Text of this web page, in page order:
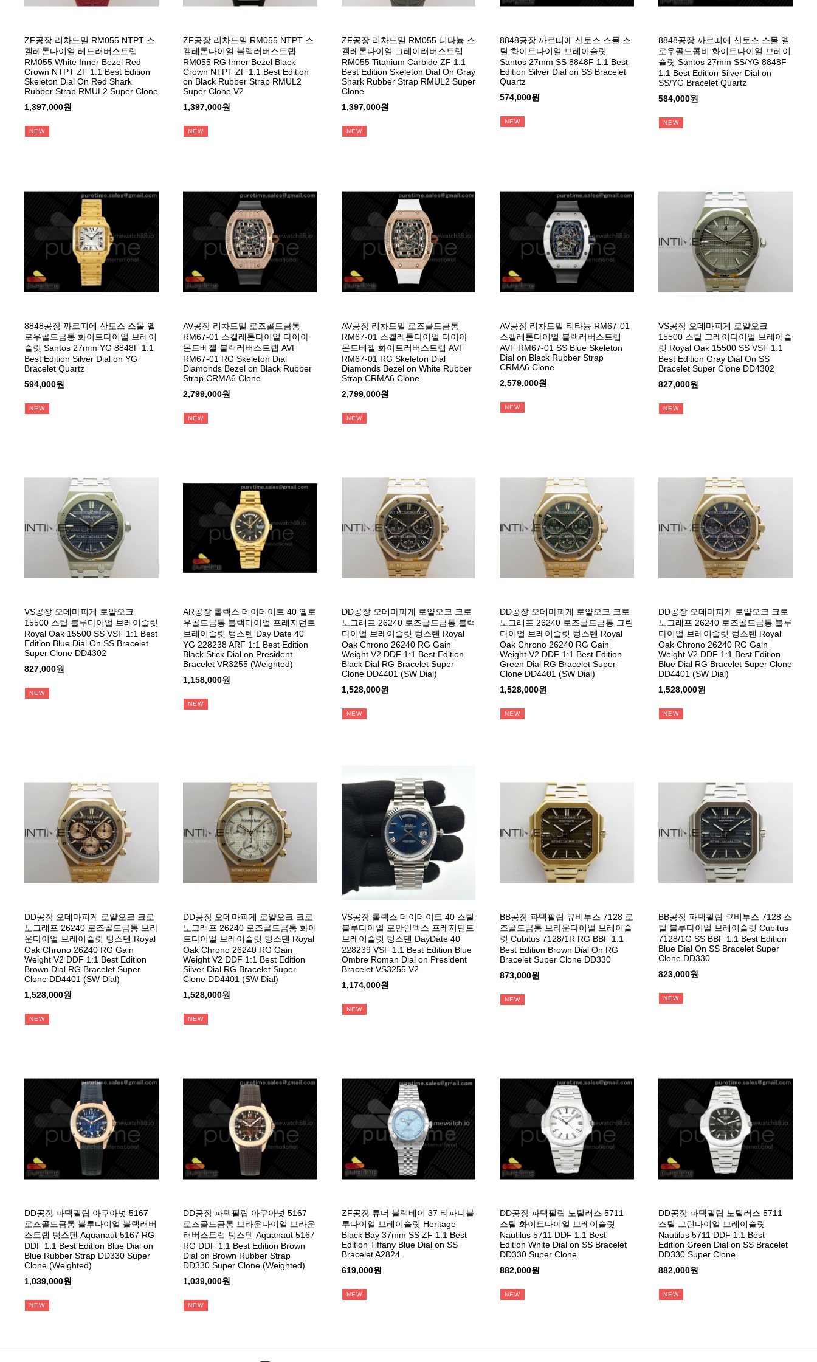
ZF공장 리차드밀 RM055 NTPT 스
켈레톤다이얼 레드러버스트랩
RM055 White Inner Bezel Red
Crown NTPT ZF 1:1 Best Edition
Skeleton Dial On Red Shark
Rubber Strap RMUL2 Super Clone
1,397,000원
NEW
ZF공장 리차드밀 RM055 NTPT 스
켈레톤다이얼 블랙러버스트랩
RM055 RG Inner Bezel Black
Crown NTPT ZF 1:1 Best Edition
on Black Rubber Strap RMUL2
Super Clone V2
1,397,000원
NEW
ZF공장 리차드밀 RM055 티타늄 스
켈레톤다이얼 그레이러버스트랩
RM055 Titanium Carbide ZF 1:1
Best Edition Skeleton Dial On Gray
Shark Rubber Strap RMUL2 Super
Clone
1,397,000원
NEW
8848공장 까르띠에 산토스 스몰 스
틸 화이트다이얼 브레이슬릿
Santos 27mm SS 8848F 1:1 Best
Edition Silver Dial on SS Bracelet
Quartz
574,000원
NEW
8848공장 까르띠에 산토스 스몰 옐
로우골드콤비 화이트다이얼 브레이
슬릿 Santos 27mm SS/YG 8848F
1:1 Best Edition Silver Dial on
SS/YG Bracelet Quartz
584,000원
NEW
8848공장 까르띠에 산토스 스몰 옐
로우골드금통 화이트다이얼 브레이
슬릿 Santos 27mm YG 8848F 1:1
Best Edition Silver Dial on YG
Bracelet Quartz
594,000원
NEW
AV공장 리차드밀 로즈골드금통
RM67-01 스켈레톤다이얼 다이아
몬드베젤 블랙러버스트랩 AVF
RM67-01 RG Skeleton Dial
Diamonds Bezel on Black Rubber
Strap CRMA6 Clone
2,799,000원
NEW
AV공장 리차드밀 로즈골드금통
RM67-01 스켈레톤다이얼 다이아
몬드베젤 화이트러버스트랩 AVF
RM67-01 RG Skeleton Dial
Diamonds Bezel on White Rubber
Strap CRMA6 Clone
2,799,000원
NEW
AV공장 리차드밀 티타늄 RM67-01
스켈레톤다이얼 블랙러버스트랩
AVF RM67-01 SS Blue Skeleton
Dial on Black Rubber Strap
CRMA6 Clone
2,579,000원
NEW
VS공장 오데마피게 로얄오크
15500 스틸 그레이다이얼 브레이슬
릿 Royal Oak 15500 SS VSF 1:1
Best Edition Gray Dial On SS
Bracelet Super Clone DD4302
827,000원
NEW
VS공장 오데마피게 로얄오크
15500 스틸 블루다이얼 브레이슬릿
Royal Oak 15500 SS VSF 1:1 Best
Edition Blue Dial On SS Bracelet
Super Clone DD4302
827,000원
NEW
AR공장 롤렉스 데이데이트 40 옐로
우골드금통 블랙다이얼 프레지던트
브레이슬릿 텅스텐 Day Date 40
YG 228238 ARF 1:1 Best Edition
Black Stick Dial on President
Bracelet VR3255 (Weighted)
1,158,000원
NEW
DD공장 오데마피게 로얄오크 크로
노그래프 26240 로즈골드금통 블랙
다이얼 브레이슬릿 텅스텐 Royal
Oak Chrono 26240 RG Gain
Weight V2 DDF 1:1 Best Edition
Black Dial RG Bracelet Super
Clone DD4401 (SW Dial)
1,528,000원
NEW
DD공장 오데마피게 로얄오크 크로
노그래프 26240 로즈골드금통 그린
다이얼 브레이슬릿 텅스텐 Royal
Oak Chrono 26240 RG Gain
Weight V2 DDF 1:1 Best Edition
Green Dial RG Bracelet Super
Clone DD4401 (SW Dial)
1,528,000원
NEW
DD공장 오데마피게 로얄오크 크로
노그래프 26240 로즈골드금통 블루
다이얼 브레이슬릿 텅스텐 Royal
Oak Chrono 26240 RG Gain
Weight V2 DDF 1:1 Best Edition
Blue Dial RG Bracelet Super Clone
DD4401 (SW Dial)
1,528,000원
NEW
DD공장 오데마피게 로얄오크 크로
노그래프 26240 로즈골드금통 브라
운다이얼 브레이슬릿 텅스텐 Royal
Oak Chrono 26240 RG Gain
Weight V2 DDF 1:1 Best Edition
Brown Dial RG Bracelet Super
Clone DD4401 (SW Dial)
1,528,000원
NEW
DD공장 오데마피게 로얄오크 크로
노그래프 26240 로즈골드금통 화이
트다이얼 브레이슬릿 텅스텐 Royal
Oak Chrono 26240 RG Gain
Weight V2 DDF 1:1 Best Edition
Silver Dial RG Bracelet Super
Clone DD4401 (SW Dial)
1,528,000원
NEW
VS공장 롤렉스 데이데이트 40 스틸
블루다이얼 로만인덱스 프레지던트
브레이슬릿 텅스텐 DayDate 40
228239 VSF 1:1 Best Edition Blue
Ombre Roman Dial on President
Bracelet VS3255 V2
1,174,000원
NEW
BB공장 파텍필립 큐비투스 7128 로
즈골드금통 브라운다이얼 브레이슬
릿 Cubitus 7128/1R RG BBF 1:1
Best Edition Brown Dial On RG
Bracelet Super Clone DD330
873,000원
NEW
BB공장 파텍필립 큐비투스 7128 스
틸 블루다이얼 브레이슬릿 Cubitus
7128/1G SS BBF 1:1 Best Edition
Blue Dial On SS Bracelet Super
Clone DD330
823,000원
NEW
DD공장 파텍필립 아쿠아넛 5167
로즈골드금통 블루다이얼 블랙러버
스트랩 텅스텐 Aquanaut 5167 RG
DDF 1:1 Best Edition Blue Dial on
Blue Rubber Strap DD330 Super
Clone (Weighted)
1,039,000원
NEW
DD공장 파텍필립 아쿠아넛 5167
로즈골드금통 브라운다이얼 브라운
러버스트랩 텅스텐 Aquanaut 5167
RG DDF 1:1 Best Edition Brown
Dial on Brown Rubber Strap
DD330 Super Clone (Weighted)
1,039,000원
NEW
ZF공장 튜더 블랙베이 37 티파니블
루다이얼 브레이슬릿 Heritage
Black Bay 37mm SS ZF 1:1 Best
Edition Tiffany Blue Dial on SS
Bracelet A2824
619,000원
NEW
DD공장 파텍필립 노틸러스 5711
스틸 화이트다이얼 브레이슬릿
Nautilus 5711 DDF 1:1 Best
Edition White Dial on SS Bracelet
DD330 Super Clone
882,000원
NEW
DD공장 파텍필립 노틸러스 5711
스틸 그린다이얼 브레이슬릿
Nautilus 5711 DDF 1:1 Best
Edition Green Dial on SS Bracelet
DD330 Super Clone
882,000원
NEW